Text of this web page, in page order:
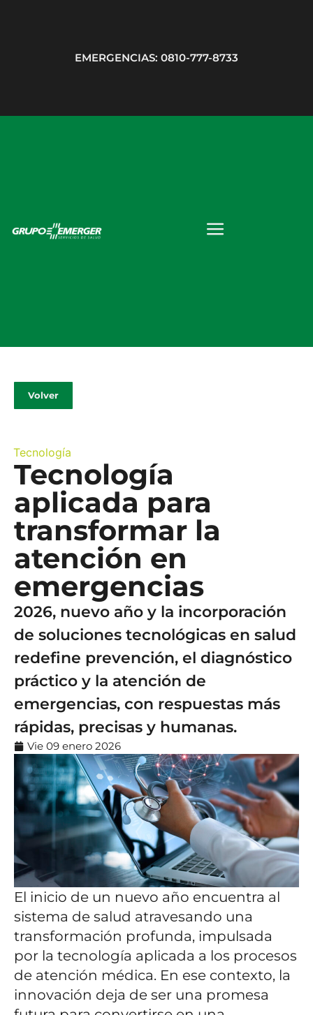
EMERGENCIAS: 0810-777-8733
Volver
Tecnología
Tecnología
aplicada para
transformar la
atención en
emergencias
2026, nuevo año y la incorporación
de soluciones tecnológicas en salud
redefine prevención, el diagnóstico
práctico y la atención de
emergencias, con respuestas más
rápidas, precisas y humanas.
Vie 09 enero 2026
El inicio de un nuevo año encuentra al
sistema de salud atravesando una
transformación profunda, impulsada
por la tecnología aplicada a los procesos
de atención médica. En ese contexto, la
innovación deja de ser una promesa